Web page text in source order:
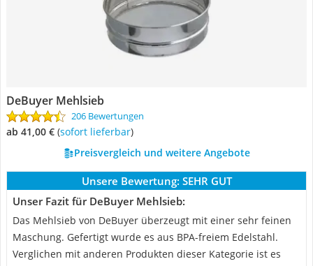
DeBuyer Mehlsieb
206 Bewertungen
ab 41,00 € ( Sofort lieferbar)
Preisvergleich und weitere Angebote
Unsere Bewertung: SEHR GUT
Unser Fazit für DeBuyer Mehlsieb:
Das Mehlsieb von DeBuyer überzeugt mit einer sehr feinen
Maschung. Gefertigt wurde es aus BPA-freiem Edelstahl.
Verglichen mit anderen Produkten dieser Kategorie ist es